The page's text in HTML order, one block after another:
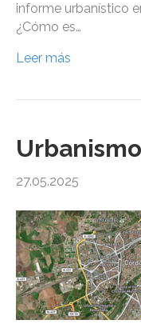
informe urbanístico
¿Cómo es…
Leer más
27.05.2025